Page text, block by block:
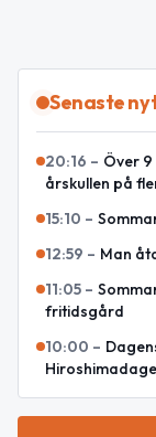
Senaste
20:16 – Över
årskullen på
15:10 –
12:59 – Man
11:05 –
fritidsgård
10:00 –